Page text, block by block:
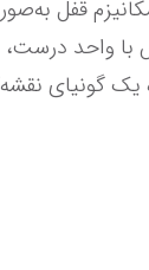
گونیای نقشه‌کشی